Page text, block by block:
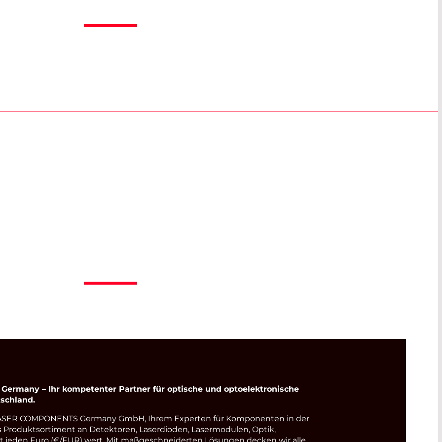
Germany – Ihr kompetenter Partner für optische und optoelektronische
COMPONENTS Germany GmbH, Ihrem Experten für Komponenten in der
Produktsortiment an Detektoren, Laserdioden, Lasermodulen, Optik,